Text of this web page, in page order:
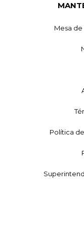
Mesa
Política